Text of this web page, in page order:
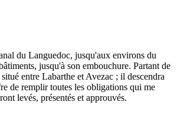
du Languedoc, jusqu'aux environs du
jusqu'à son embouchure. Partant de
entre Labarthe et Avezac ; il descendra
de remplir toutes les obligations qui me
levés, présentés et approuvés.